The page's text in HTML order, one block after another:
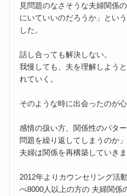
見問題のなさそうな夫婦関係
にいていいのだろうか」とい
した。
話し合っても解決しない。
我慢しても、夫を理解しよう
れていく。
そのような時に出会ったのが心
感情の扱い方、関係性のパタ
問題を繰り返してしまうのか
夫婦は関係を再構築していきま
2012年よりカウンセリング活
べ8000人以上の方の 夫婦関係